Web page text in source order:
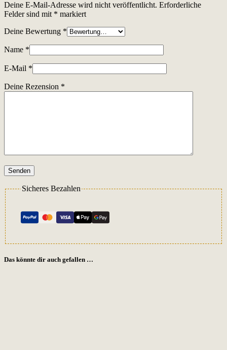
Deine E-Mail-Adresse wird nicht veröffentlicht. Erforderliche
Felder sind mit * markiert
Deine Bewertung *
Name *
E-Mail *
Deine Rezension *
Senden
Sicheres Bezahlen
Das könnte dir auch gefallen …